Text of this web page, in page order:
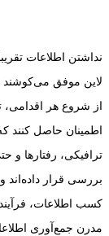
نداشتن اطلاعات
لاین موفق می‌کوشند
از شروع هر اقدامی،
اطمینان حاصل کنند
ترافیکی، رفتارها
بررسی قرار داده‌اند
کسب اطلاعات،
مدرن جمع‌آوری